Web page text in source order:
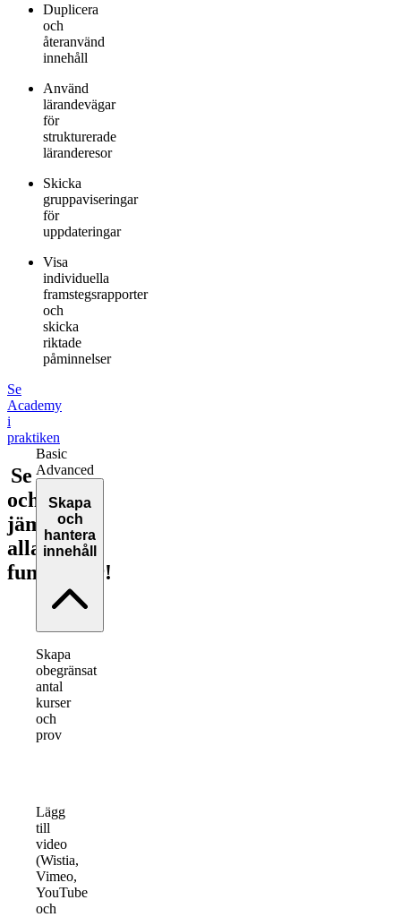
Duplicera
och
återanvänd
innehåll
Använd
lärandevägar
för
strukturerade
läranderesor
Skicka
gruppaviseringar
för
uppdateringar
Visa
individuella
framstegsrapporter
och
skicka
riktade
påminnelser
Se
Academy
i
praktiken
Se
och
jämför
alla
funktioner!
Basic
Advanced
Skapa
och
hantera
innehåll
Skapa
obegränsat
antal
kurser
och
prov
Lägg
till
video
(Wistia,
Vimeo,
YouTube
och